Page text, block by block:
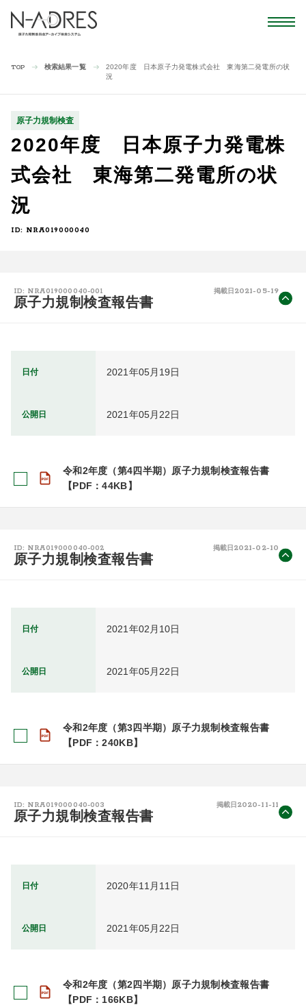
TOP 検索結果一覧
2020年度 日本原子力発電株式会社 東海第二発電所の状
況
原子力規制検査
2020年度 日本原子力発電株
式会社 東海第二発電所の状
況
ID: NRA019000040
ID: NRA019000040-001 掲載日 2021-05-19
原子力規制検査報告書
日付 2021年05月19日
公開日 2021年05月22日
令和2年度（第4四半期）原子力規制検査報告書
【PDF：44KB】
ID: NRA019000040-002 掲載日 2021-02-10
原子力規制検査報告書
日付 2021年02月10日
公開日 2021年05月22日
令和2年度（第3四半期）原子力規制検査報告書
【PDF：240KB】
ID: NRA019000040-003 掲載日 2020-11-11
原子力規制検査報告書
日付 2020年11月11日
公開日 2021年05月22日
令和2年度（第2四半期）原子力規制検査報告書
【PDF：166KB】